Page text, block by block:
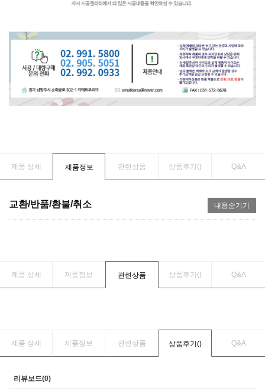
제품 상세 제품정보 관련상품 상품후기() Q&A
교환/반품/환불/취소 내용숨기기
제품 상세 제품정보 관련상품 상품후기() Q&A
제품 상세 제품정보 관련상품 상품후기() Q&A
리뷰보드(0)